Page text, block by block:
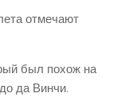
отмечают
был похож на
да Винчи.